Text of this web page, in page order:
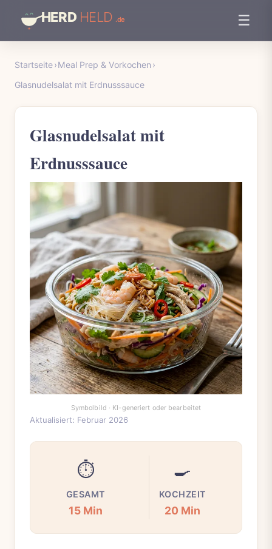
☰
Startseite›Meal Prep & Vorkochen ›
Glasnudelsalat mit Erdnusssauce
Glasnudelsalat mit
Erdnusssauce
Aktualisiert: Februar 2026
⏱️
GESAMT
15 Min
🍳
KOCHZEIT
20 Min